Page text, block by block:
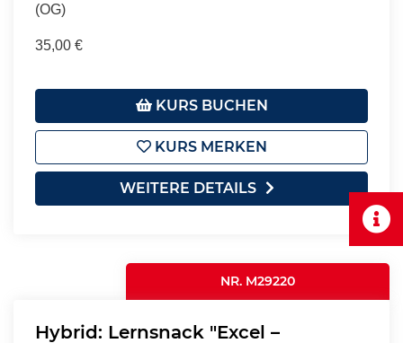
(OG)
35,00 €
KURS BUCHEN
KURS MERKEN
WEITERE DETAILS
NR. M29220
Hybrid: Lernsnack "Excel –